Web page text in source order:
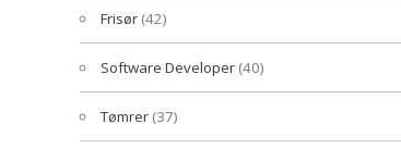
Frisør (42)
Software Developer (40)
Tømrer (37)